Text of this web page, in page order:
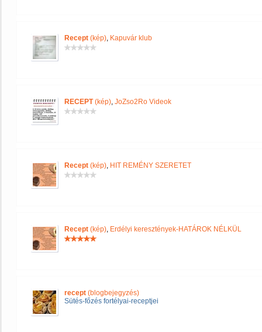
Recept (kép), Kapuvár klub
RECEPT(kép), JoZso2Ro Videok
Recept (kép), HIT REMÉNY SZERETET
Recept (kép), Erdélyi keresztények-HATÁROK NÉLKÜL
recept (blogbejegyzés)
Sütés-főzés fortélyai-receptjei